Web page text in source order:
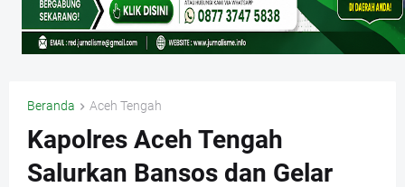
Beranda Aceh Tengah
Kapolres Aceh Tengah
Salurkan Bansos dan Gelar